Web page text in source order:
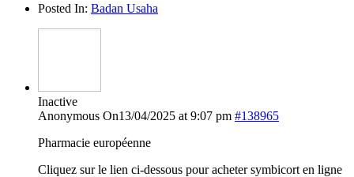
Posted In: Badan Usaha
Inactive
Anonymous On13/04/2025 at 9:07 pm #138965
Pharmacie européenne
Cliquez sur le lien ci-dessous pour acheter symbicort en ligne